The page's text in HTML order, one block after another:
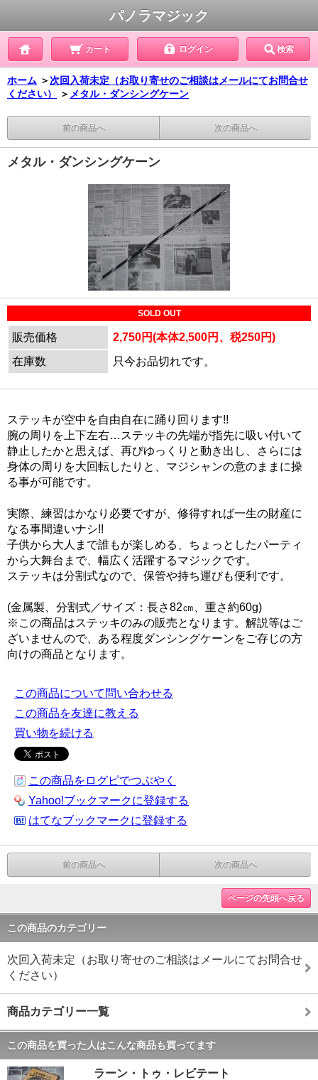
パノラマジック
カート ログイン 検索
ホーム ＞次回入荷未定（お取り寄せのご相談はメールにてお問合せ
ください）
＞ メタル・ダンシングケーン
前の商品へ 次の商品へ
メタル・ダンシングケーン
SOLD OUT
販売価格
2,750円(本体2,500円、税250円)
在庫数
只今お品切れです。
ステッキが空中を自由自在に踊り回ります!!
腕の周りを上下左右…ステッキの先端が指先に吸い付いて
静止したかと思えば、再びゆっくりと動き出し、さらには
身体の周りを大回転したりと、マジシャンの意のままに操
る事が可能です。
実際、練習はかなり必要ですが、修得すれば一生の財産に
なる事間違いナシ!!
子供から大人まで誰もが楽しめる、ちょっとしたパーティ
から大舞台まで、幅広く活躍するマジックです。
ステッキは分割式なので、保管や持ち運びも便利です。
(金属製、分割式／サイズ：長さ82㎝、重さ約60g)
※この商品はステッキのみの販売となります。解説等はご
ざいませんので、ある程度ダンシングケーンをご存じの方
向けの商品となります。
この商品について問い合わせる
この商品を友達に教える
買い物を続ける
この商品をログピでつぶやく
Yahoo!ブックマークに登録する
はてなブックマークに登録する
前の商品へ 次の商品へ
ページの先頭へ戻る
この商品のカテゴリー
次回入荷未定（お取り寄せのご相談はメールにてお問合せ
ください）
商品カテゴリー一覧
この商品を買った人はこんな商品も買ってます
ラーン・トゥ・レビテート